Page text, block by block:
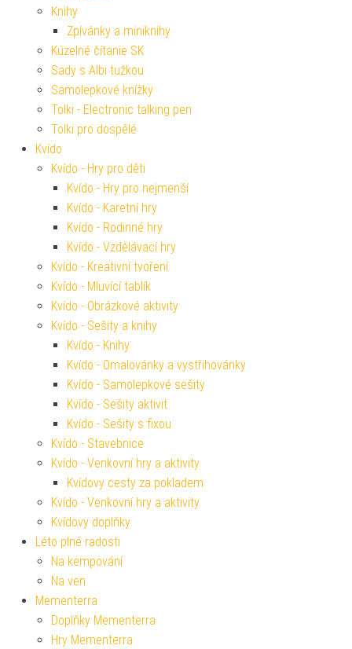
Knihy
Zpívánky a miniknihy
Kúzelné čítanie SK
Sady s Albi tužkou
Samolepkové knížky
Tolki - Electronic talking pen
Tolki pro dospělé
Kvído
Kvído - Hry pro děti
Kvído - Hry pro nejmenší
Kvído - Karetní hry
Kvído - Rodinné hry
Kvído - Vzdělávací hry
Kvído - Kreativní tvoření
Kvído - Mluvící tablík
Kvído - Obrázkové aktivity
Kvído - Sešity a knihy
Kvído - Knihy
Kvído - Omalovánky a vystřihovánky
Kvído - Samolepkové sešity
Kvído - Sešity aktivit
Kvído - Sešity s fixou
Kvído - Stavebnice
Kvído - Venkovní hry a aktivity
Kvídovy cesty za pokladem
Kvído - Venkovní hry a aktivity
Kvídovy doplňky
Léto plné radosti
Na kempování
Na ven
Mementerra
Doplňky Mementerra
Hry Mementerra